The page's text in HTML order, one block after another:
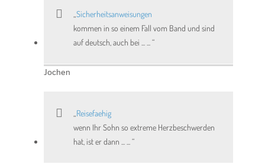
Sicherheitsanweisungen
kommen in so einem Fall vom Band und sind
auf deutsch, auch bei ... ...
Jochen
Reisefaehig
wenn Ihr Sohn so extreme Herzbeschwerden
hat, ist er dann ... ...